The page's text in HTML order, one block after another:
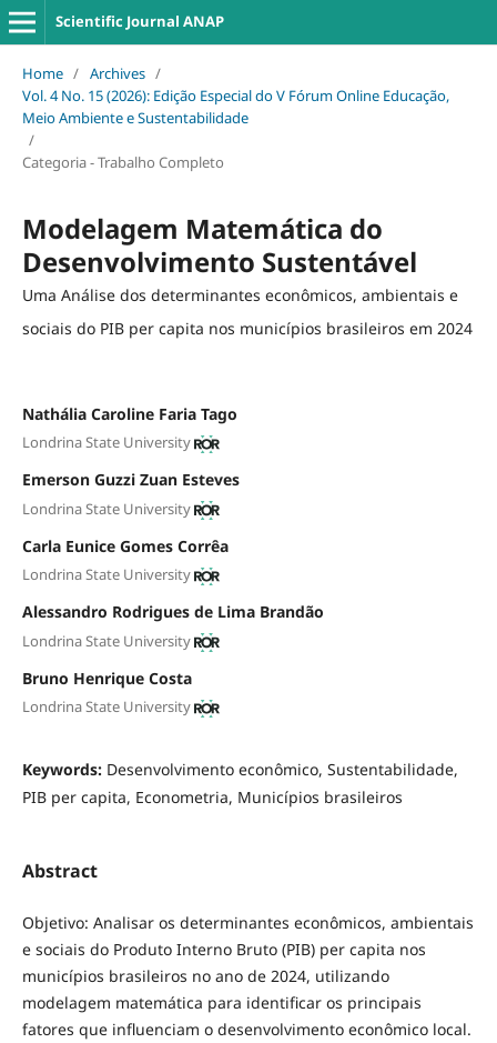
Scientific Journal ANAP
Home / Archives /
Vol. 4 No. 15 (2026): Edição Especial do V Fórum Online Educação,
Meio Ambiente e Sustentabilidade
/
Categoria - Trabalho Completo
Modelagem Matemática do
Desenvolvimento Sustentável
Uma Análise dos determinantes econômicos, ambientais e
sociais do PIB per capita nos municípios brasileiros em 2024
Nathália Caroline Faria Tago
Londrina State University
Emerson Guzzi Zuan Esteves
Londrina State University
Carla Eunice Gomes Corrêa
Londrina State University
Alessandro Rodrigues de Lima Brandão
Londrina State University
Bruno Henrique Costa
Londrina State University
Keywords: Desenvolvimento econômico, Sustentabilidade,
PIB per capita, Econometria, Municípios brasileiros
Abstract
Objetivo: Analisar os determinantes econômicos, ambientais
e sociais do Produto Interno Bruto (PIB) per capita nos
municípios brasileiros no ano de 2024, utilizando
modelagem matemática para identificar os principais
fatores que influenciam o desenvolvimento econômico local.